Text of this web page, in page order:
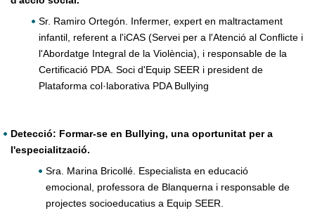
Sr. Ramiro Ortegón. Infermer, expert en maltractament
infantil, referent a l'iCAS (Servei per a l'Atenció al Conflicte i
l'Abordatge Integral de la Violència), i responsable de la
Certificació PDA. Soci d'Equip SEER i president de
Plataforma col·laborativa PDA Bullying
Detecció: Formar-se en Bullying, una oportunitat per a
l'especialització.
Sra. Marina Bricollé. Especialista en educació
emocional, professora de Blanquerna i responsable de
projectes socioeducatius a Equip SEER.